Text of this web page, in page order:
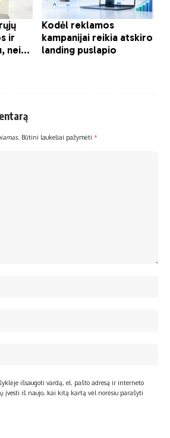
Būtini laukeliai pažymėti *
išsaugoti vardą, el. pašto adresą ir interneto
įvesti iš naujo, kai kitą kartą vėl norėsiu parašyti